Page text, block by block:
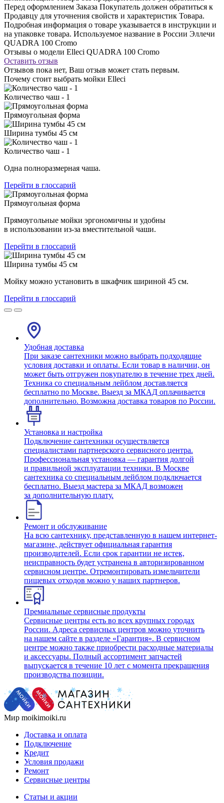
Перед оформлением Заказа Покупатель должен обратиться к
Продавцу для уточнения свойств и характеристик Товара.
Подробная информация о товаре указывается в инструкции и
на упаковке товара. Используемое название в России Эллечи
QUADRA 100 Cromo
Отзывы о модели Elleci QUADRA 100 Cromo
Оставить отзыв
Отзывов пока нет, Ваш отзыв может стать первым.
Почему стоит выбрать мойки Elleci
Количество чаш - 1
Прямоугольная форма
Ширина тумбы 45 см
Количество чаш - 1
Одна полноразмерная чаша.
Перейти в глоссарий
Прямоугольная форма
Прямоугольные мойки эргономичны и удобны
в использовании из-за вместительной чаши.
Перейти в глоссарий
Ширина тумбы 45 см
Мойку можно установить в шкафчик шириной 45 см.
Перейти в глоссарий
Удобная доставка
При заказе сантехники можно выбрать подходящие
условия доставки и оплаты. Если товар в наличии, он
может быть отгружен покупателю в течение трех дней.
Техника со специальным лейблом доставляется
бесплатно по Москве. Выезд за МКАД оплачивается
дополнительно. Возможна доставка товаров по России.
Установка и настройка
Подключение сантехники осуществляется
специалистами партнерского сервисного центра.
Профессиональная установка — гарантия долгой
и правильной эксплуатации техники. В Москве
сантехника со специальным лейблом подключается
бесплатно. Выезд мастера за МКАД возможен
за дополнительную плату.
Ремонт и обслуживание
На всю сантехнику, представленную в нашем интернет-
магазине, действует официальная гарантия
производителей. Если срок гарантии не истек,
неисправность будет устранена в авторизированном
сервисном центре. Отремонтировать измельчители
пищевых отходов можно у наших партнеров.
Премиальные сервисные продукты
Сервисные центры есть во всех крупных городах
России. Адреса сервисных центров можно уточнить
на нашем сайте в разделе «Гарантия». В сервисном
центре можно также приобрести расходные материалы
и аксессуары. Полный ассортимент запчастей
выпускается в течение 10 лет с момента прекращения
производства позиции.
Мир moikimoiki.ru
Доставка и оплата
Подключение
Кредит
Условия продажи
Ремонт
Сервисные центры
Статьи и акции